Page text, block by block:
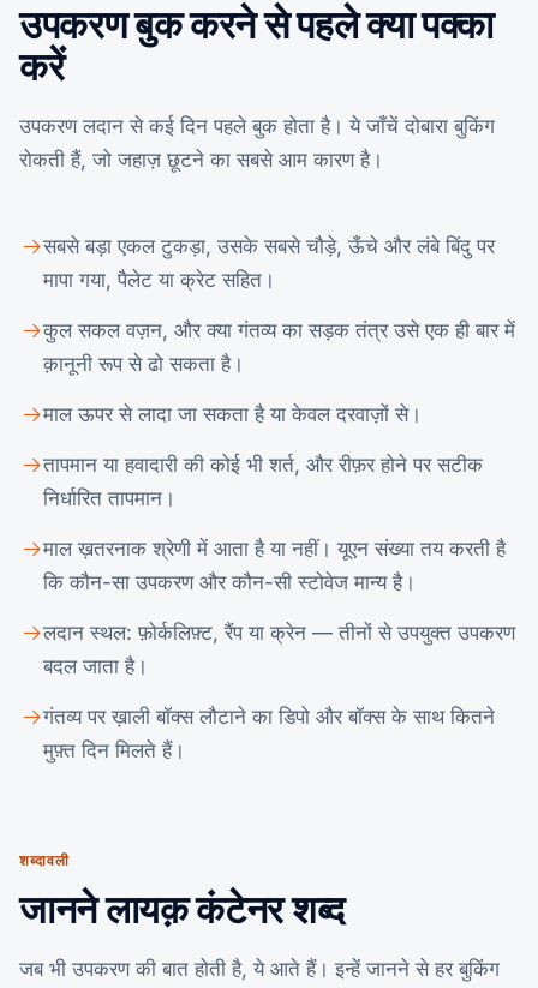
उपकरण बुक करने से पहले क्या पक्का
करें
उपकरण लदान से कई दिन पहले बुक होता है। ये जाँचें दोबारा बुकिंग
रोकती हैं, जो जहाज़ छूटने का सबसे आम कारण है।
सबसे बड़ा एकल टुकड़ा, उसके सबसे चौड़े, ऊँचे और लंबे बिंदु पर
मापा गया, पैलेट या क्रेट सहित।
कुल सकल वज़न, और क्या गंतव्य का सड़क तंत्र उसे एक ही बार में
क़ानूनी रूप से ढो सकता है।
माल ऊपर से लादा जा सकता है या केवल दरवाज़ों से।
तापमान या हवादारी की कोई भी शर्त, और रीफ़र होने पर सटीक
निर्धारित तापमान।
माल ख़तरनाक श्रेणी में आता है या नहीं। यूएन संख्या तय करती है
कि कौन-सा उपकरण और कौन-सी स्टोवेज मान्य है।
लदान स्थल: फ़ोर्कलिफ़्ट, रैंप या क्रेन — तीनों से उपयुक्त उपकरण
बदल जाता है।
गंतव्य पर ख़ाली बॉक्स लौटाने का डिपो और बॉक्स के साथ कितने
मुफ़्त दिन मिलते हैं।
शब्दावली
जानने लायक़ कंटेनर शब्द
जब भी उपकरण की बात होती है, ये आते हैं। इन्हें जानने से हर बुकिंग